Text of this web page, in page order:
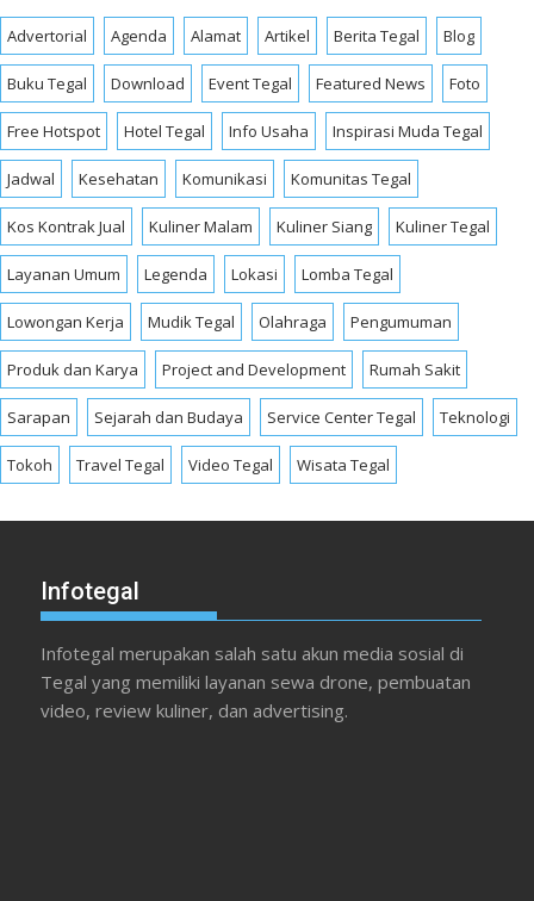
Advertorial Agenda Alamat Artikel Berita Tegal Blog
Buku Tegal Download Event Tegal Featured News Foto
Free Hotspot Hotel Tegal Info Usaha Inspirasi Muda Tegal
Jadwal Kesehatan Komunikasi Komunitas Tegal
Kos Kontrak Jual Kuliner Malam Kuliner Siang Kuliner Tegal
Layanan Umum Legenda Lokasi Lomba Tegal
Lowongan Kerja Mudik Tegal Olahraga Pengumuman
Produk dan Karya Project and Development Rumah Sakit
Sarapan Sejarah dan Budaya Service Center Tegal Teknologi
Tokoh Travel Tegal Video Tegal Wisata Tegal
Infotegal
Infotegal merupakan salah satu akun media sosial di
Tegal yang memiliki layanan sewa drone, pembuatan
video, review kuliner, dan advertising.